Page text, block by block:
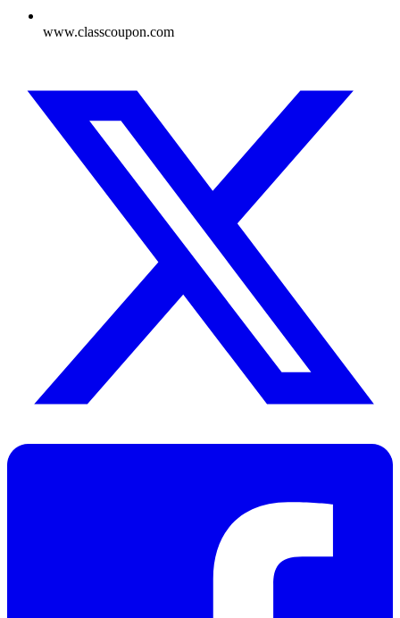
www.classcoupon.com